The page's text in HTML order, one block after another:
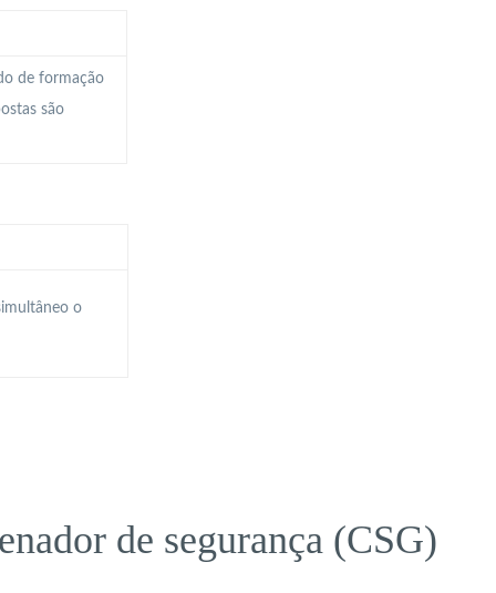
de formação
são
o
de segurança (CSG)